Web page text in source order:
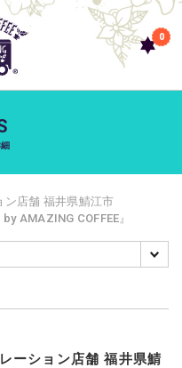
0
ン店舗 福井県鯖江市
AMAZING COFFEE』
ーション店舗 福井県鯖